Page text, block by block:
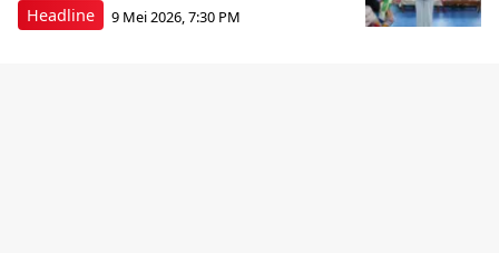
Headline 9 Mei 2026, 7:30 PM